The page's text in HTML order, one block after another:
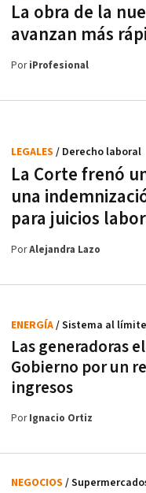
La obra de la
avanzan más
PoriProfesional
La Corte frenó
una
para juicios
LEGALES / Derecho laboral
PorAlejandra Lazo
Las generadoras
Gobierno por un
ingresos
ENERGÍA/ Sistema al límite
PorIgnacio Ortiz
NEGOCIOS /